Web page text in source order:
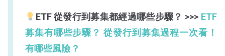
ETF 從發行到募集都經過哪些步驟？ >>> ETF
募集有哪些步驟？ 從發行到募集過程一次看！
有哪些風險？